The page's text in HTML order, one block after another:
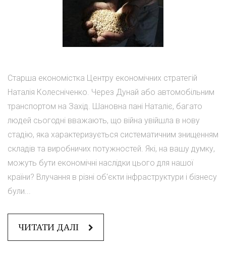
Старша економістка Центру економічних стратегій
Наталія Колесніченко. Через Дунай або автомобільним
транспортом на Захід. Шановна пані Наталіє, багато
людей сьогодні вважають, що війна увійшла в нову
стадію, яка характеризується систематичним знищенням
складів та виробничих потужностей. Які, на вашу думку,
можуть бути економічні наслідки цього для нашої
країни? Влучання в різні об'єкти інфраструктури і бізнесу
були...
ЧИТАТИ ДАЛІ